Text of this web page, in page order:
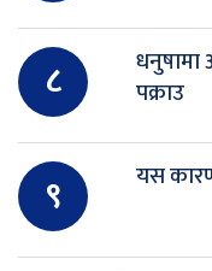
८
धनुषामा
पक्राउ
९ यस